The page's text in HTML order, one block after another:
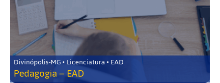
Divinópolis-MG • Licenciatura • EAD
Pedagogia – EAD